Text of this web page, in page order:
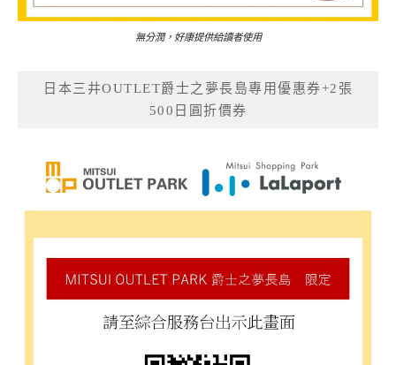
無分潤，好康提供給讀者使用
日本三井OUTLET爵士之夢長島專用優惠券+2張
500日圓折價券